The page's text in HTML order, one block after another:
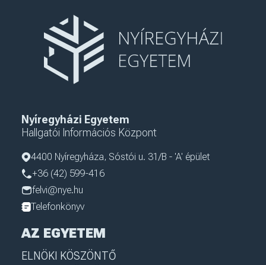
Nyíregyházi Egyetem
Hallgatói Információs Központ
4400 Nyíregyháza, Sóstói u. 31/B - 'A' épület
+36 (42) 599-416
felvi@nye.hu
Telefonkönyv
AZ EGYETEM
ELNÖKI KÖSZÖNTŐ